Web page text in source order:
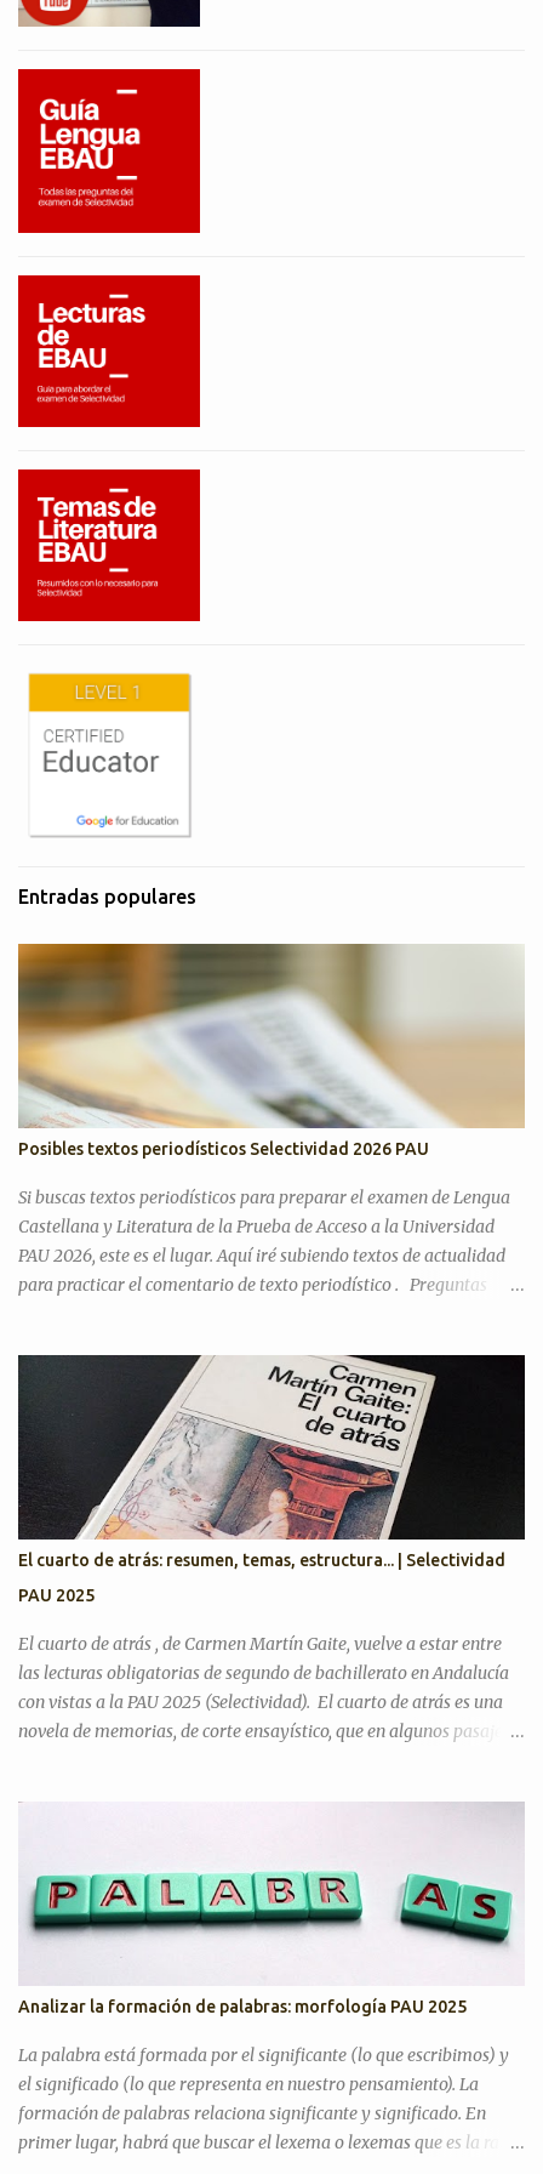
Entradas populares
Posibles textos periodísticos Selectividad 2026 PAU
Si buscas textos periodísticos para preparar el examen de Lengua
Castellana y Literatura de la Prueba de Acceso a la Universidad
PAU 2026, este es el lugar. Aquí iré subiendo textos de actualidad
para practicar el comentario de texto periodístico . Preguntas
el discurso argumentativo (pregunta 3 en PAU Andalucía). PAU
2025. Exámenes titulares, suplentes y reservas ¿Cree que la actual
situación económica y social de España es precaria? ¿Considera
que la literatura cumple alguna función en la actualidad?
¿Considera que la inteligencia artificial podrá sustituir al ser
humano en las creaciones artísticas y en el desarrollo de otras
ciencias? ¿Son todas las opiniones igualmente respetables?
¿Queremos más a nuestra familia o a aquellas personas con las
que tenemos más trato? Artículos para practicar PAU 2026 YO A
TU EDAD José Luis Sastre...
El cuarto de atrás: resumen, temas, estructura... | Selectividad
PAU 2025
El cuarto de atrás , de Carmen Martín Gaite, vuelve a estar entre
las lecturas obligatorias de segundo de bachillerato en Andalucía
con vistas a la PAU 2025 (Selectividad). El cuarto de atrás es una
novela de memorias, de corte ensayístico, que en algunos pasajes
quizá era justo incluir entre las lecturas un libro escrito por una
mujer, ya que los otros tres son de escritores. ¿En qué tema de
Literatura se encuadra? La fecha de publicación es 1978, por lo
tanto, estamos en el tema de La novela desde 1975 hasta nuestros
días . No obstante, Carmen Martín Gaite comenzó a ser reconocida
en 1954 cuando ganó el Premio Café Gijón con El balneario y, sobre
todo, con Entre visillos , Premio Nadal en 1957. Por lo tant...
Analizar la formación de palabras: morfología PAU 2025
La palabra está formada por el significante (lo que escribimos) y
el significado (lo que representa en nuestro pensamiento). La
formación de palabras relaciona significante y significado. En
primer lugar, habrá que buscar el lexema o lexemas que es la raíz